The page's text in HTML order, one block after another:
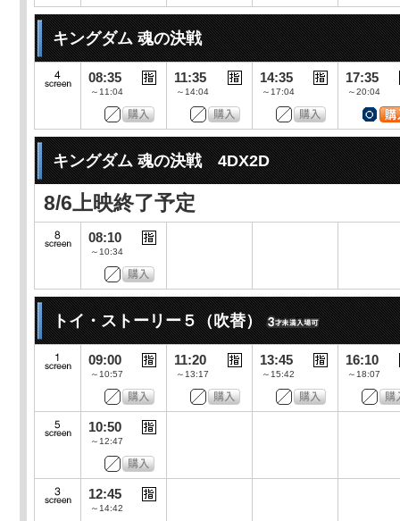
キングダム 魂の決戦
08:35
～11:04
11:35
～14:04
14:35
～17:04
17:35
～20:04
キングダム 魂の決戦 4DX2D
8/6上映終了予定
08:10
～10:34
トイ・ストーリー５（吹替）
09:00
～10:57
11:20
～13:17
13:45
～15:42
16:10
～18:07
10:50
～12:47
12:45
～14:42